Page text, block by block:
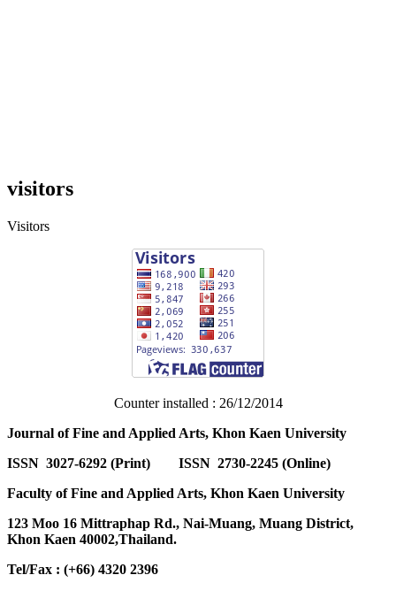
visitors
Visitors
Counter installed : 26/12/2014
Journal of Fine and Applied Arts, Khon Kaen University
ISSN 3027-6292 (Print) ISSN 2730-2245 (Online)
Faculty of Fine and Applied Arts, Khon Kaen University
123 Moo 16 Mittraphap Rd., Nai-Muang, Muang District,
Khon Kaen 40002,Thailand.
Tel/Fax : (+66) 4320 2396